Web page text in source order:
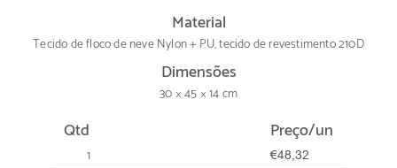
Material
Tecido de floco de neve Nylon + PU, tecido de revestimento 210D
Dimensões
30 × 45 × 14 cm
Qtd Preço/un
1 €48,32